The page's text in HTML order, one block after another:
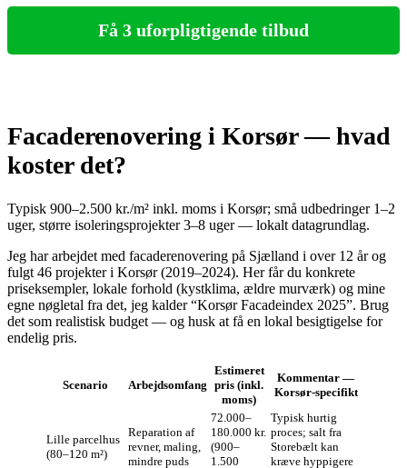
Få 3 uforpligtigende tilbud
Facaderenovering i Korsør — hvad
koster det?
Typisk 900–2.500 kr./m² inkl. moms i Korsør; små udbedringer 1–2
uger, større isoleringsprojekter 3–8 uger — lokalt datagrundlag.
Jeg har arbejdet med facaderenovering på Sjælland i over 12 år og
fulgt 46 projekter i Korsør (2019–2024). Her får du konkrete
priseksempler, lokale forhold (kystklima, ældre murværk) og mine
egne nøgletal fra det, jeg kalder “Korsør Facadeindex 2025”. Brug
det som realistisk budget — og husk at få en lokal besigtigelse for
endelig pris.
Scenario Arbejdsomfang
Estimeret
pris (inkl.
moms)
Kommentar —
Korsør‑specifikt
Lille parcelhus
(80–120 m²)
Reparation af
revner, maling,
mindre puds
72.000–
180.000 kr.
(900–
1.500
Typisk hurtig
proces; salt fra
Storebælt kan
kræve hyppigere